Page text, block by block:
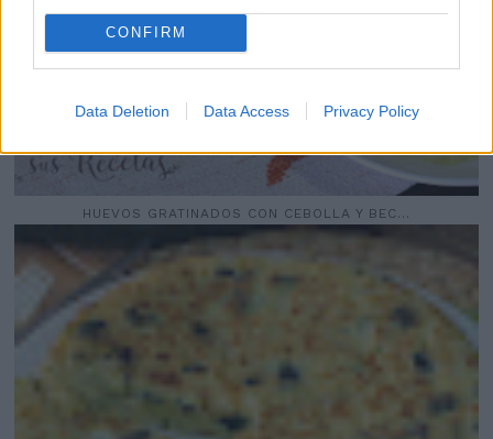
CONFIRM
Data Deletion Data Access Privacy Policy
HUEVOS GRATINADOS CON CEBOLLA Y BEC...